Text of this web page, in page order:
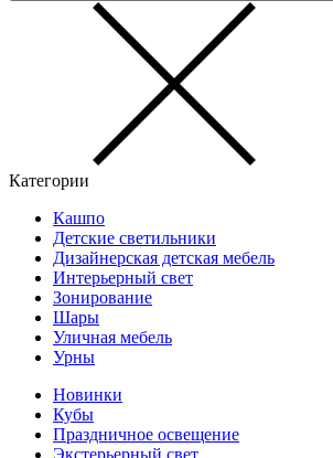
Категории
Кашпо
Детские светильники
Дизайнерская детская мебель
Интерьерный свет
Зонирование
Шары
Уличная мебель
Урны
Новинки
Кубы
Праздничное освещение
Экстерьерный свет